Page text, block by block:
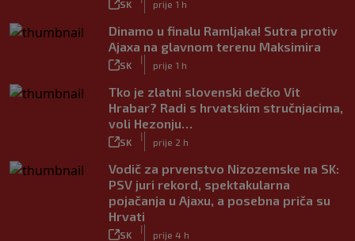
SK prije 1 h
Dinamo u finalu Ramljaka! Sutra protiv
Ajaxa na glavnom terenu Maksimira
SK
|
prije 1 h
Tko je zlatni slovenski dečko Vit
Hrabar? Radi s hrvatskim stručnjacima,
voli Hezonju…
SK
|
prije 2 h
Vodič za prvenstvo Nizozemske na SK:
PSV juri rekord, spektakularna
pojačanja u Ajaxu, a posebna priča su
Hrvati
SK
|
prije 4 h